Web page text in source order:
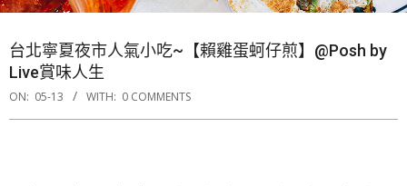
台北寧夏夜市人氣小吃~【賴雞蛋蚵仔煎】@Posh by
Live賞味人生
ON: 05-13 WITH: 0 COMMENTS